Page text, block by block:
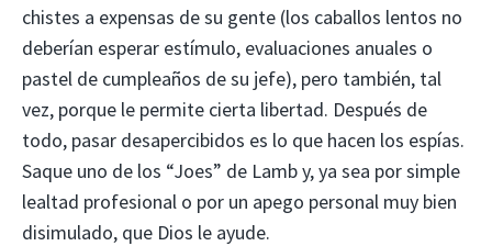
chistes a expensas de su gente (los caballos lentos no
deberían esperar estímulo, evaluaciones anuales o
pastel de cumpleaños de su jefe), pero también, tal
vez, porque le permite cierta libertad. Después de
todo, pasar desapercibidos es lo que hacen los espías.
Saque uno de los “Joes” de Lamb y, ya sea por simple
lealtad profesional o por un apego personal muy bien
disimulado, que Dios le ayude.